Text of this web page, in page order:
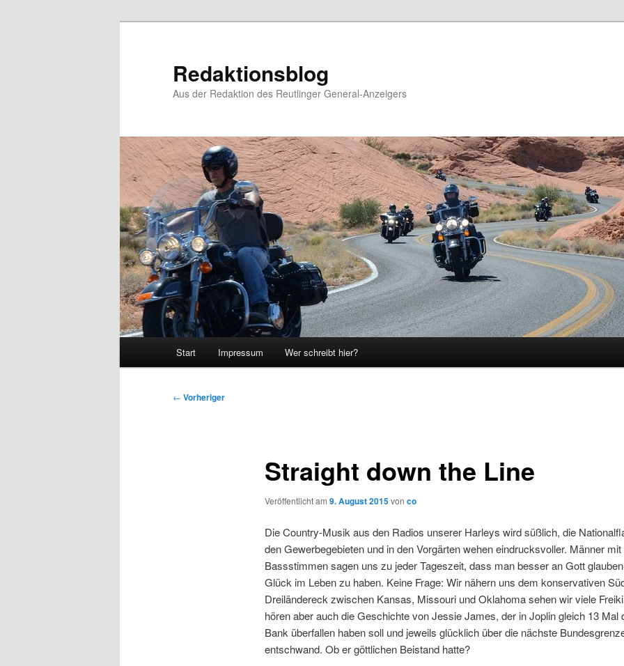
Redaktionsblog
Aus der Redaktion des Reutlinger General-Anzeigers
Start Impressum Wer schreibt hier?
Beitragsnavigation
← Vorheriger
Straight down the Line
Veröffentlicht am 9. August 2015von co
Die Country-Musik aus den Radios unserer Harleys wird süßlich, die
den Gewerbegebieten und in den Vorgärten wehen eindrucksvoller. Männer mit
Bassstimmen sagen uns zu jeder Tageszeit, dass man besser an Gott
Glück im Leben zu haben. Keine Frage: Wir nähern uns dem konservativen
Dreiländereck zwischen Kansas, Missouri und Oklahoma sehen wir viele
hören aber auch die Geschichte von Jessie James, der in Joplin gleich 13 Mal
Bank überfallen haben soll und jeweils glücklich über die nächste
entschwand. Ob er göttlichen Beistand hatte?